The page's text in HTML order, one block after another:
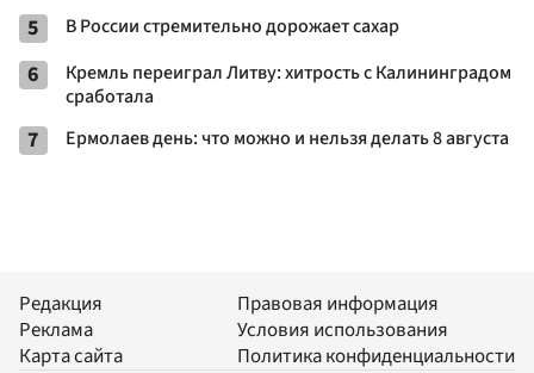
5 В России стремительно дорожает сахар
6
Кремль переиграл Литву: хитрость с Калининградом
сработала
7 Ермолаев день: что можно и нельзя делать 8 августа
Редакция
Реклама
Карта сайта
Правовая информация
Условия использования
Политика конфиденциальности